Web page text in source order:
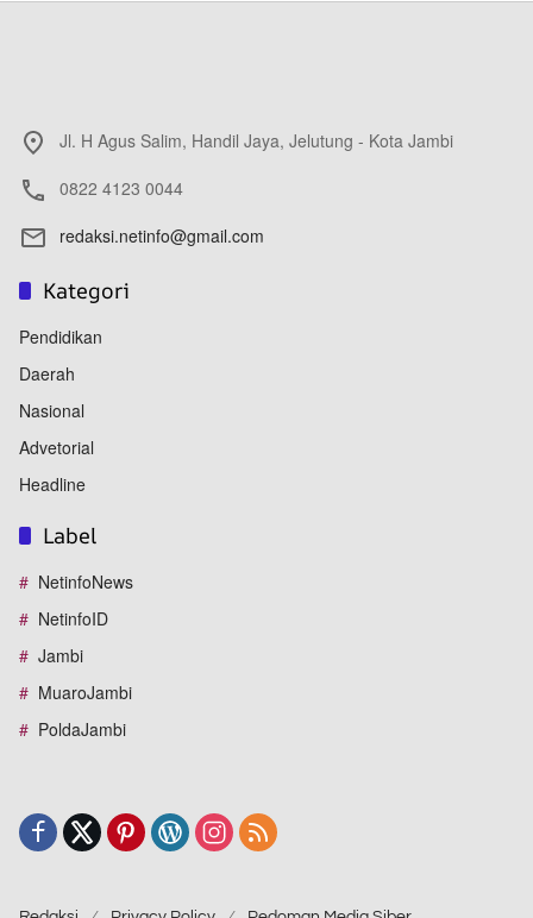
Jl. H Agus Salim, Handil Jaya, Jelutung - Kota Jambi
0822 4123 0044
redaksi.netinfo@gmail.com
Kategori
Pendidikan
Daerah
Nasional
Advetorial
Headline
Label
NetinfoNews
NetinfoID
Jambi
MuaroJambi
PoldaJambi